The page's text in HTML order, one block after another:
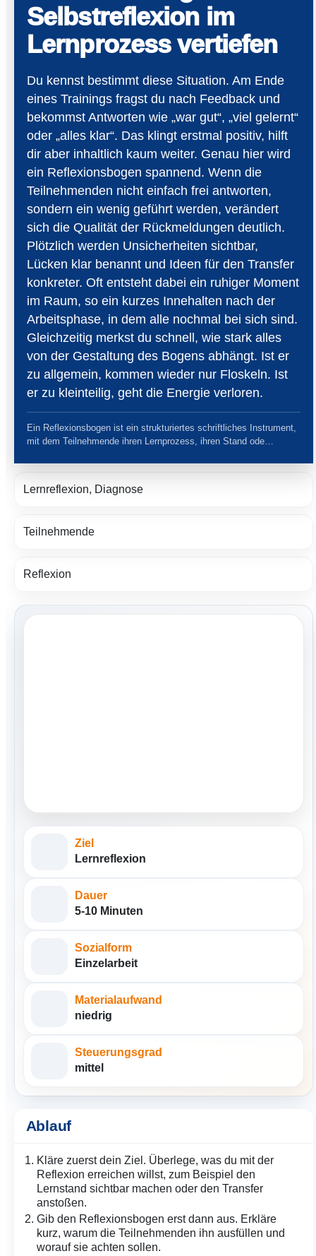
Selbstreflexion im
Lernprozess vertiefen
Du kennst bestimmt diese Situation. Am Ende
eines Trainings fragst du nach Feedback und
bekommst Antworten wie „war gut“, „viel gelernt“
oder „alles klar“. Das klingt erstmal positiv, hilft
dir aber inhaltlich kaum weiter. Genau hier wird
ein Reflexionsbogen spannend. Wenn die
Teilnehmenden nicht einfach frei antworten,
sondern ein wenig geführt werden, verändert
sich die Qualität der Rückmeldungen deutlich.
Plötzlich werden Unsicherheiten sichtbar,
Lücken klar benannt und Ideen für den Transfer
konkreter. Oft entsteht dabei ein ruhiger Moment
im Raum, so ein kurzes Innehalten nach der
Arbeitsphase, in dem alle nochmal bei sich sind.
Gleichzeitig merkst du schnell, wie stark alles
von der Gestaltung des Bogens abhängt. Ist er
zu allgemein, kommen wieder nur Floskeln. Ist
er zu kleinteilig, geht die Energie verloren.
Ein Reflexionsbogen ist ein strukturiertes schriftliches Instrument,
mit dem Teilnehmende ihren Lernprozess, ihren Stand ode…
Lernreflexion, Diagnose
Teilnehmende
Reflexion
Ziel
Lernreflexion
Dauer
5-10 Minuten
Sozialform
Einzelarbeit
Materialaufwand
niedrig
Steuerungsgrad
mittel
Ablauf
Kläre zuerst dein Ziel. Überlege, was du mit der
Reflexion erreichen willst, zum Beispiel den
Lernstand sichtbar machen oder den Transfer
anstoßen.
Gib den Reflexionsbogen erst dann aus. Erkläre
kurz, warum die Teilnehmenden ihn ausfüllen und
worauf sie achten sollen.